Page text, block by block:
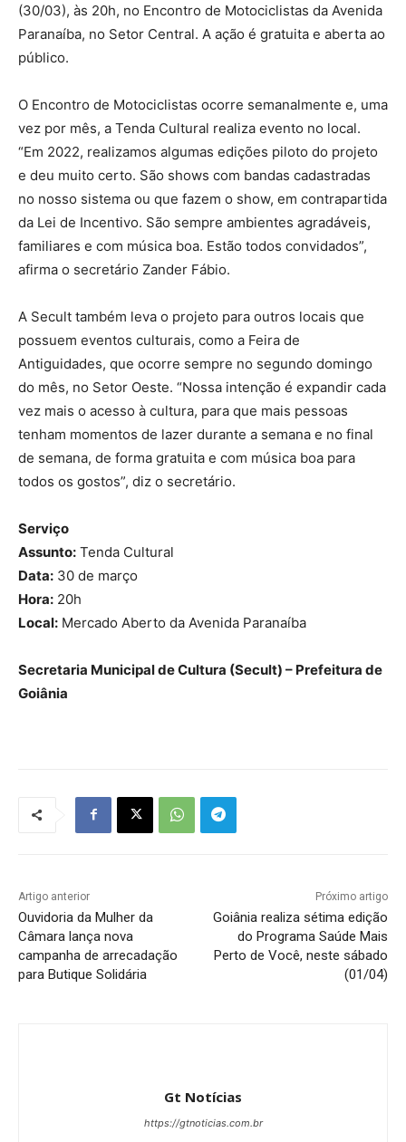
(30/03), às 20h, no Encontro de Motociclistas da Avenida
Paranaíba, no Setor Central. A ação é gratuita e aberta ao
público.
O Encontro de Motociclistas ocorre semanalmente e, uma
vez por mês, a Tenda Cultural realiza evento no local.
“Em 2022, realizamos algumas edições piloto do projeto
e deu muito certo. São shows com bandas cadastradas
no nosso sistema ou que fazem o show, em contrapartida
da Lei de Incentivo. São sempre ambientes agradáveis,
familiares e com música boa. Estão todos convidados”,
afirma o secretário Zander Fábio.
A Secult também leva o projeto para outros locais que
possuem eventos culturais, como a Feira de
Antiguidades, que ocorre sempre no segundo domingo
do mês, no Setor Oeste. “Nossa intenção é expandir cada
vez mais o acesso à cultura, para que mais pessoas
tenham momentos de lazer durante a semana e no final
de semana, de forma gratuita e com música boa para
todos os gostos”, diz o secretário.
Serviço
Assunto: Tenda Cultural
Data: 30 de março
Hora: 20h
Local: Mercado Aberto da Avenida Paranaíba
Secretaria Municipal de Cultura (Secult) – Prefeitura de
Goiânia
Artigo anterior
Ouvidoria da Mulher da
Câmara lança nova
campanha de arrecadação
para Butique Solidária
Próximo artigo
Goiânia realiza sétima edição
do Programa Saúde Mais
Perto de Você, neste sábado
(01/04)
Gt Notícias
https://gtnoticias.com.br